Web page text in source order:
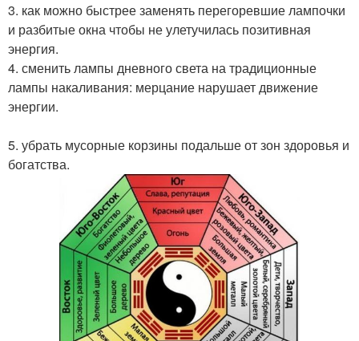
3. как можно быстрее заменять перегоревшие лампочки
и разбитые окна чтобы не улетучилась позитивная
энергия.
4. сменить лампы дневного света на традиционные
лампы накаливания: мерцание нарушает движение
энергии.
5. убрать мусорные корзины подальше от зон здоровья и
богатства.